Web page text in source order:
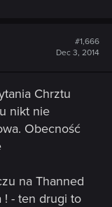
#1,666
Dec 3, 2014
Chrztu
nikt nie
Obecność
na Thanned
! - ten drugi to